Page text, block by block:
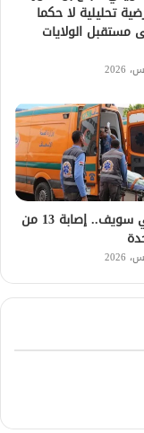
تحليلية لا حكما
مستقبل الولايات
حادث بني سويف.. إصابة 13 من